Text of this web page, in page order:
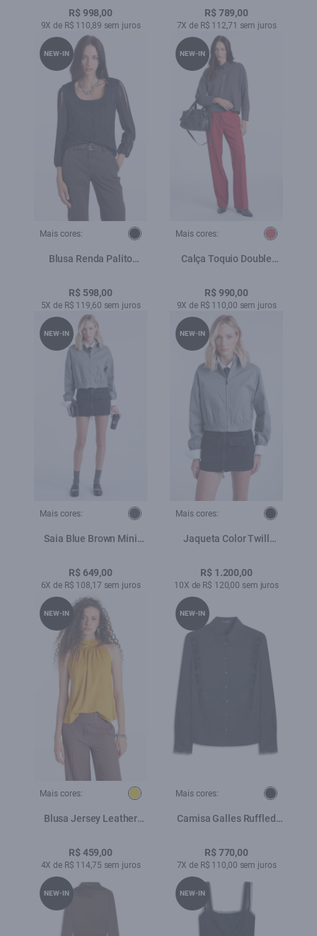
R$ 998,00
9X de R$ 110,89 sem juros
R$ 789,00
7X de R$ 112,71 sem juros
Mais cores:
Blusa Renda Palito
R$ 598,00
5X de R$ 119,60 sem juros
NEW-IN
Mais cores:
Calça Toquio Double
R$ 990,00
9X de R$ 110,00 sem juros
NEW-IN
Mais cores:
Saia Blue Brown Mini
R$ 649,00
6X de R$ 108,17 sem juros
NEW-IN
Mais cores:
Jaqueta Color Twill
R$ 1.200,00
10X de R$ 120,00 sem juros
NEW-IN
Mais cores:
Blusa Jersey Leather
R$ 459,00
4X de R$ 114,75 sem juros
NEW-IN
Mais cores:
Camisa Galles Ruffled
R$ 770,00
7X de R$ 110,00 sem juros
NEW-IN
NEW-IN NEW-IN